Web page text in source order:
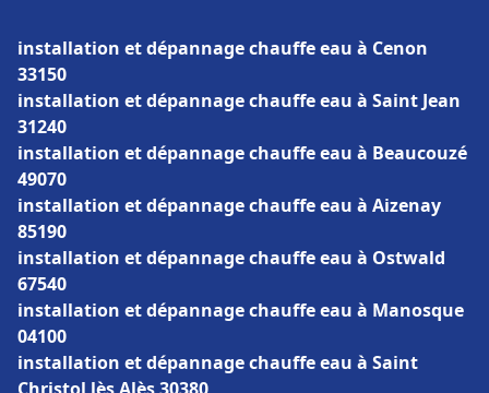
installation et dépannage chauffe eau à Cenon
33150
installation et dépannage chauffe eau à Saint Jean
31240
installation et dépannage chauffe eau à Beaucouzé
49070
installation et dépannage chauffe eau à Aizenay
85190
installation et dépannage chauffe eau à Ostwald
67540
installation et dépannage chauffe eau à Manosque
04100
installation et dépannage chauffe eau à Saint